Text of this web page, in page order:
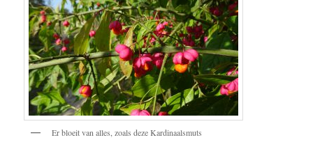
Er bloeit van alles, zoals deze Kardinaalsmuts